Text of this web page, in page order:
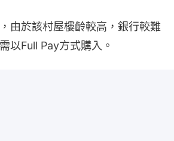
由於該村屋樓齡較高，銀行較難
以Full Pay方式購入。